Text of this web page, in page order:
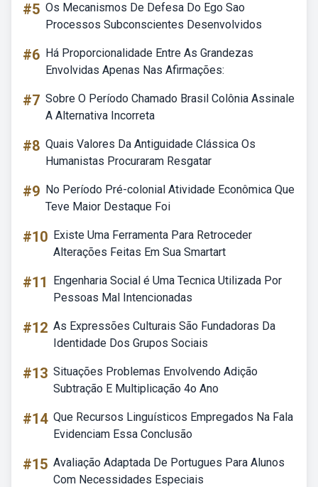
#5 Os Mecanismos De Defesa Do Ego Sao
Processos Subconscientes Desenvolvidos
#6 Há Proporcionalidade Entre As Grandezas
Envolvidas Apenas Nas Afirmações:
#7 Sobre O Período Chamado Brasil Colônia Assinale
A Alternativa Incorreta
#8 Quais Valores Da Antiguidade Clássica Os
Humanistas Procuraram Resgatar
#9 No Período Pré-colonial Atividade Econômica Que
Teve Maior Destaque Foi
#10 Existe Uma Ferramenta Para Retroceder
Alterações Feitas Em Sua Smartart
#11
Engenharia Social é Uma Tecnica Utilizada Por
Pessoas Mal Intencionadas
#12 As Expressões Culturais São Fundadoras Da
Identidade Dos Grupos Sociais
#13 Situações Problemas Envolvendo Adição
Subtração E Multiplicação 4o Ano
#14 Que Recursos Linguísticos Empregados Na Fala
Evidenciam Essa Conclusão
#15 Avaliação Adaptada De Portugues Para Alunos
Com Necessidades Especiais